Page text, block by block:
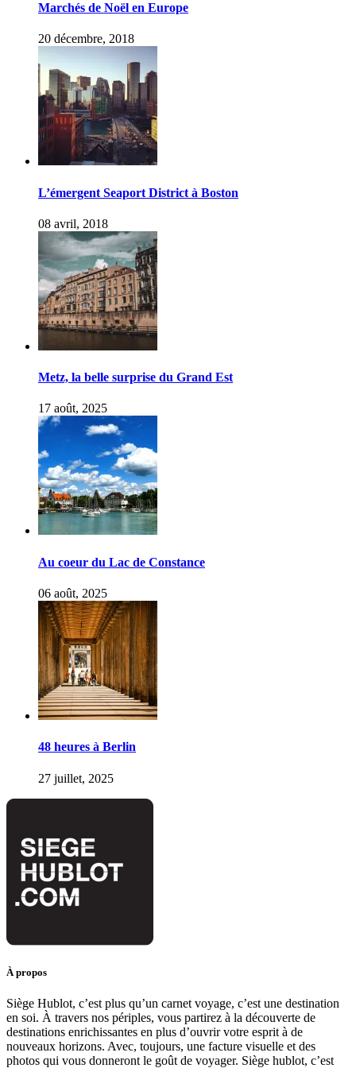
Marchés de Noël en Europe
20 décembre, 2018
L’émergent Seaport District à Boston
08 avril, 2018
Metz, la belle surprise du Grand Est
17 août, 2025
Au coeur du Lac de Constance
06 août, 2025
48 heures à Berlin
27 juillet, 2025
À propos
Siège Hublot, c’est plus qu’un carnet voyage, c’est une destination
en soi. À travers nos périples, vous partirez à la découverte de
destinations enrichissantes en plus d’ouvrir votre esprit à de
nouveaux horizons. Avec, toujours, une facture visuelle et des
photos qui vous donneront le goût de voyager. Siège hublot, c’est